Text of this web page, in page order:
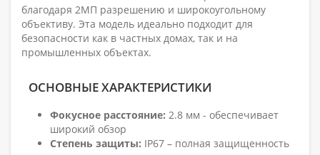
благодаря 2МП разрешению и широкоугольному
объективу. Эта модель идеально подходит для
безопасности как в частных домах, так и на
промышленных объектах.
ОСНОВНЫЕ ХАРАКТЕРИСТИКИ
Фокусное расстояние: 2.8 мм - обеспечивает
широкий обзор
Степень защиты: IP67 – полная защищенность